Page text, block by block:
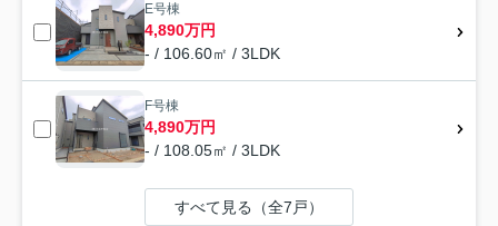
E号棟
4,890万円
- / 106.60㎡ / 3LDK
F号棟
4,890万円
- / 108.05㎡ / 3LDK
すべて見る（全7戸）